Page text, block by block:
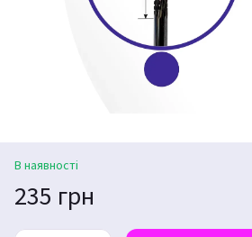
В наявності
235 грн